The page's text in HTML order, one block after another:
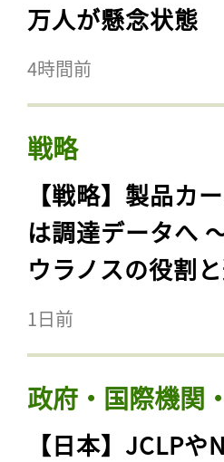
万人が懸念状態
4時間前
戦略
【戦略】製品カ
は調達データへ
ウラノスの役割
1日前
政府・国際機関
【日本】JCLP